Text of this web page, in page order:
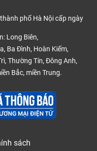
phố Hà Nội cấp ngày
Long Biên,
Ba Đình, Hoàn Kiếm,
Thường Tín, Đông Anh,
Bắc, miền Trung.
sách